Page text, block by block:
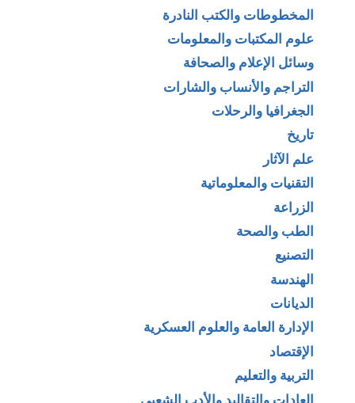
المخطوطات والكتب النادرة
علوم المكتبات والمعلومات
وسائل الإعلام والصحافة
التراجم والأنساب والشارات
الجغرافيا والرحلات
تاريخ
علم الآثار
التقنيات والمعلوماتية
الزراعة
الطب والصحة
التصنيع
الهندسة
الديانات
الإدارة العامة والعلوم العسكرية
الإقتصاد
التربية والتعليم
العادات والتقاليد والأدب الشعبي